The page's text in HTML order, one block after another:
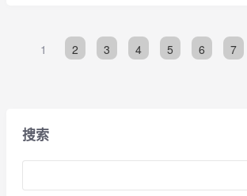
1 2 3 4 5 6 7
搜索